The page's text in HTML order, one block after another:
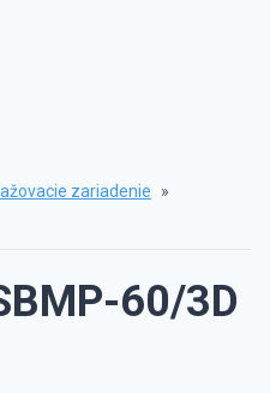
zariadenie
»
60/3D